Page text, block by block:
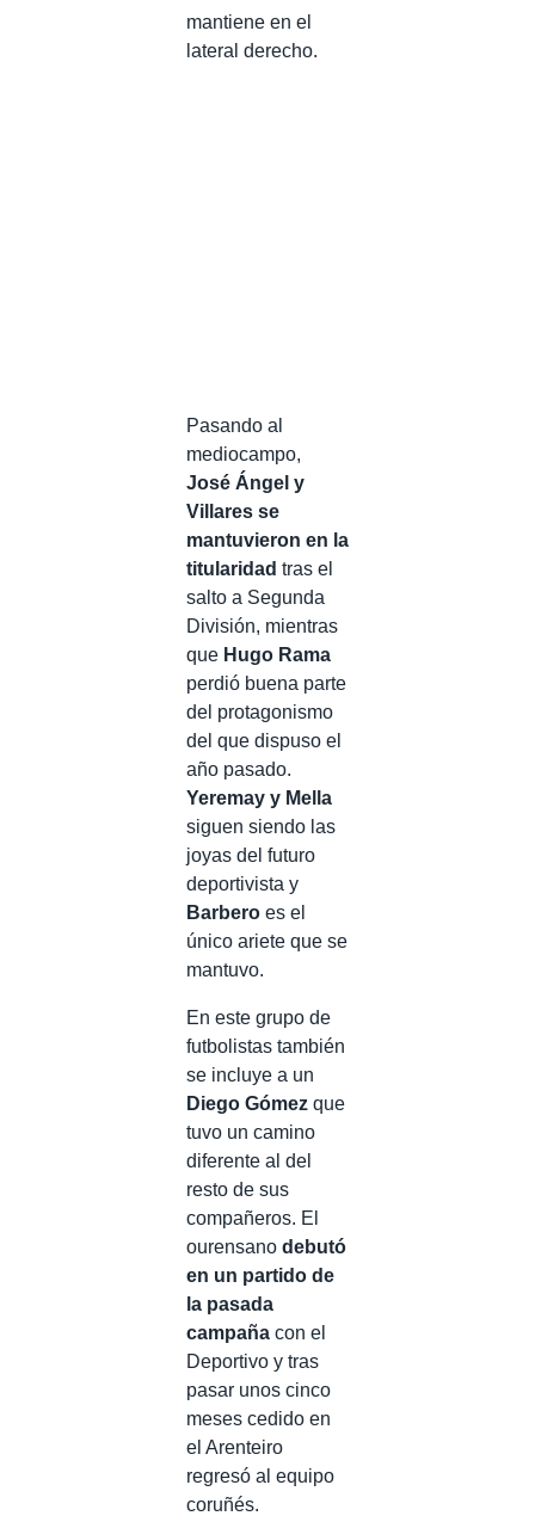
mantiene en el
lateral derecho.
Pasando al
mediocampo,
José Ángel y
Villares se
mantuvieron en la
titularidad tras el
salto a Segunda
División, mientras
que Hugo Rama
perdió buena parte
del protagonismo
del que dispuso el
año pasado.
Yeremay y Mella
siguen siendo las
joyas del futuro
deportivista y
Barbero es el
único ariete que se
mantuvo.
En este grupo de
futbolistas también
se incluye a un
Diego Gómez que
tuvo un camino
diferente al del
resto de sus
compañeros. El
ourensano debutó
en un partido de
la pasada
campaña con el
Deportivo y tras
pasar unos cinco
meses cedido en
el Arenteiro
regresó al equipo
coruñés.